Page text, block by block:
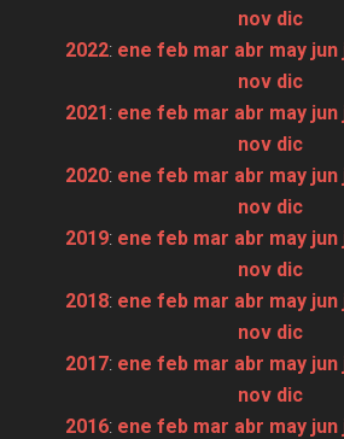
nov dic
2022: ene feb mar abr may jun
nov dic
2021: ene feb mar abr may jun
nov dic
2020: ene feb mar abr may jun
nov dic
2019: ene feb mar abr may jun
nov dic
2018: ene feb mar abr may jun
nov dic
2017: ene feb mar abr may jun
nov dic
2016: ene feb mar abr may jun